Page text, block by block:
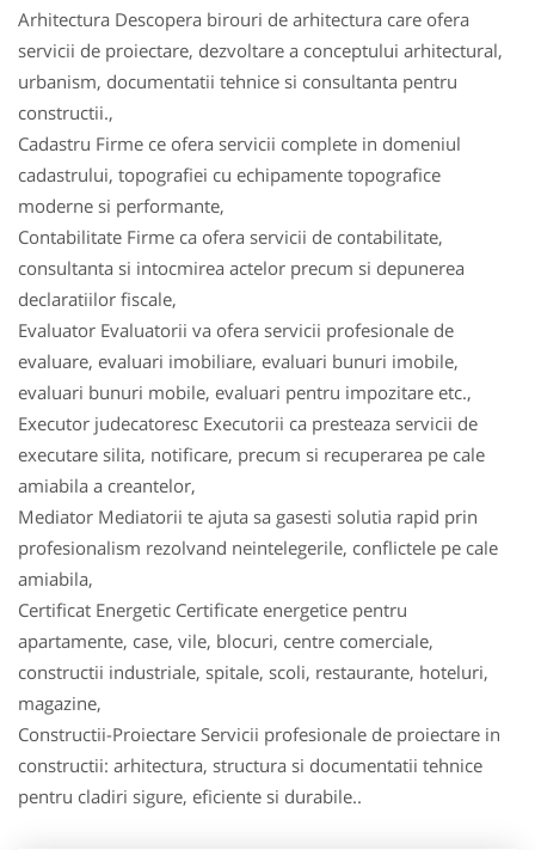
Arhitectura Descopera birouri de arhitectura care ofera
servicii de proiectare, dezvoltare a conceptului arhitectural,
urbanism, documentatii tehnice si consultanta pentru
constructii.,
Cadastru Firme ce ofera servicii complete in domeniul
cadastrului, topografiei cu echipamente topografice
moderne si performante,
Contabilitate Firme ca ofera servicii de contabilitate,
consultanta si intocmirea actelor precum si depunerea
declaratiilor fiscale,
Evaluator Evaluatorii va ofera servicii profesionale de
evaluare, evaluari imobiliare, evaluari bunuri imobile,
evaluari bunuri mobile, evaluari pentru impozitare etc.,
Executor judecatoresc Executorii ca presteaza servicii de
executare silita, notificare, precum si recuperarea pe cale
amiabila a creantelor,
Mediator Mediatorii te ajuta sa gasesti solutia rapid prin
profesionalism rezolvand neintelegerile, conflictele pe cale
amiabila,
Certificat Energetic Certificate energetice pentru
apartamente, case, vile, blocuri, centre comerciale,
constructii industriale, spitale, scoli, restaurante, hoteluri,
magazine,
Constructii-Proiectare Servicii profesionale de proiectare in
constructii: arhitectura, structura si documentatii tehnice
pentru cladiri sigure, eficiente si durabile..